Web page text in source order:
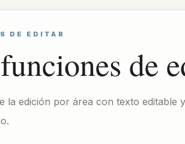
DE EDITAR
de
la edición por área con texto editable